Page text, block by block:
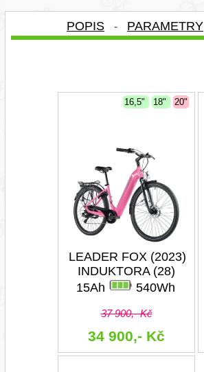
POPIS - PARAMETRY
16,5" 18" 20"
LEADER FOX (2023)
INDUKTORA (28)
15Ah
540Wh
37 900,- Kč
34 900,- Kč